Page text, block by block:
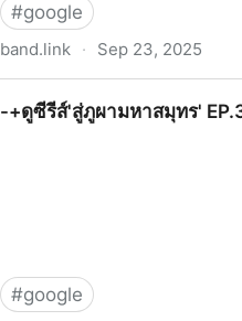
#google
band.link · Sep 23, 2025
-+ดูซีรีส์'สู่ภูผามหาสมุทร'
#google